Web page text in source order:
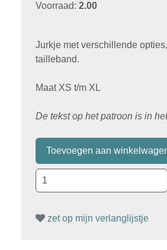
Voorraad: 2.00
Jurkje met verschillende
tailleband.
Maat XS t/m XL
De tekst op het patroon is in
zet op mijn verlanglijstje